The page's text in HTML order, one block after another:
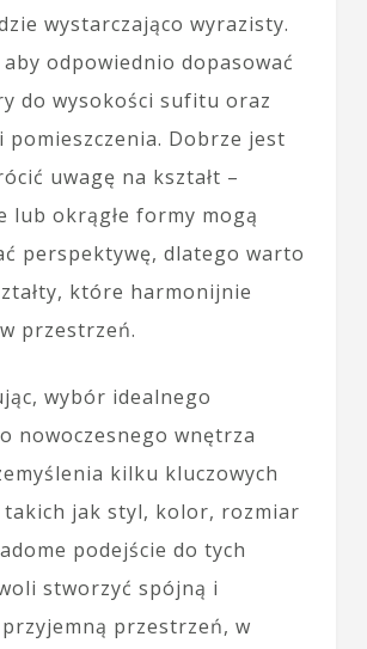
wystarczająco wyrazisty.
odpowiednio dopasować
do wysokości sufitu oraz
pomieszczenia. Dobrze jest
uwagę na kształt –
lub okrągłe formy mogą
perspektywę, dlatego warto
które harmonijnie
przestrzeń.
wybór idealnego
nowoczesnego wnętrza
kilku kluczowych
takich jak styl, kolor, rozmiar
podejście do tych
stworzyć spójną i
przestrzeń, w